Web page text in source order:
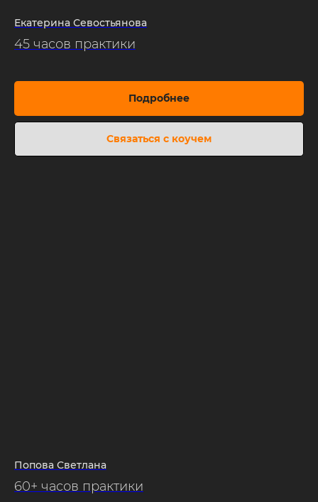
Екатерина Севостьянова
45 часов практики
Подробнее
Связаться с коучем
Попова Светлана
60+ часов практики